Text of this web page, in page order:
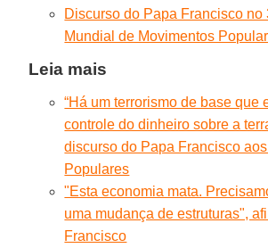
Discurso do Papa Francisco no
Mundial de Movimentos
Leia mais
“Há um terrorismo de base que
controle do dinheiro sobre a
discurso do Papa Francisco
Populares
"Esta economia mata.
uma mudança de estruturas",
Francisco